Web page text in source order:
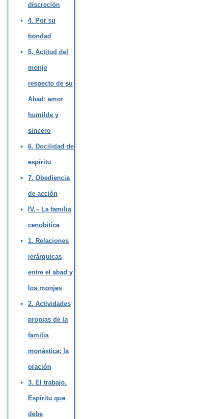
discreción
4. Por su
bondad
5. Actitud del
monje
respecto de su
Abad: amor
humilde y
sincero
6. Docilidad de
espíritu
7. Obediencia
de acción
IV.– La familia
cenobítica
1. Relaciones
jerárquicas
entre el abad y
los monjes
2. Actividades
propias de la
familia
monástica: la
oración
3. El trabajo.
Espíritu que
debe